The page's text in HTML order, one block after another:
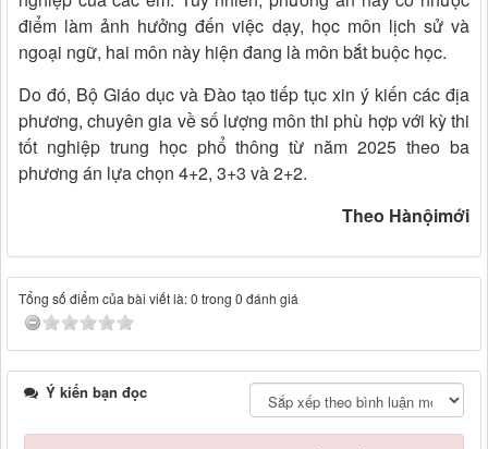
điểm làm ảnh hưởng đến việc dạy, học môn lịch sử và
ngoại ngữ, hai môn này hiện đang là môn bắt buộc học.
Do đó, Bộ Giáo dục và Đào tạo tiếp tục xin ý kiến các địa
phương, chuyên gia về số lượng môn thi phù hợp với kỳ thi
tốt nghiệp trung học phổ thông từ năm 2025 theo ba
phương án lựa chọn 4+2, 3+3 và 2+2.
Theo Hànộimới
Tổng số điểm của bài viết là: 0 trong 0 đánh giá
Ý kiến bạn đọc